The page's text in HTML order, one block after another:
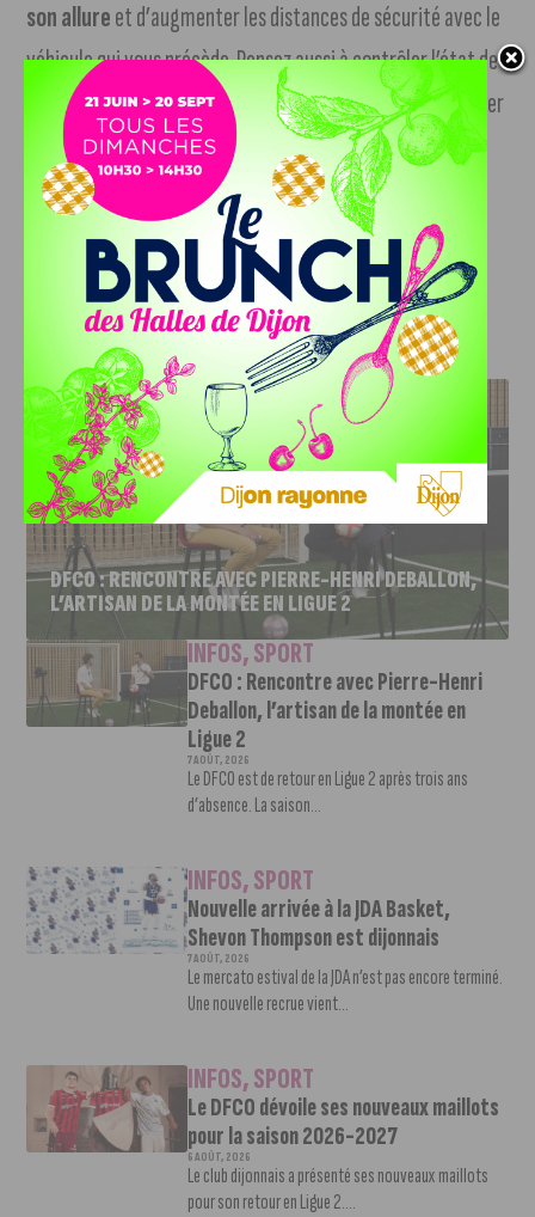
son allureet d’augmenter les distances de sécurité avec le
véhicule qui vous précède. Pensez aussi à contrôler l’état de
vos pneumatiques ! Plusieurs sorties de route ont eu lieu hier
dans l’après-midi, notamment à Moloy (à 30 kilomètres au
nord de Dijon) où un conducteur a perdu le contrôle de son
véhicule avant d’effectuer une sortie de route dans un
virage plutôt serré.
J'AIME LE DFCO
DFCO : RENCONTRE AVEC PIERRE-HENRI DEBALLON,
L’ARTISAN DE LA MONTÉE EN LIGUE 2
INFOS,SPORT
DFCO : Rencontre avec Pierre-Henri
Deballon, l’artisan de la montée en
Ligue 2
7 AOÛT, 2026
Le DFCO est de retour en Ligue 2 après trois ans
d’absence. La saison...
INFOS,SPORT
Nouvelle arrivée à la JDA Basket,
Shevon Thompson est dijonnais
7 AOÛT, 2026
Le mercato estival de la JDA n’est pas encore terminé.
Une nouvelle recrue vient...
INFOS,SPORT
Le DFCO dévoile ses nouveaux maillots
pour la saison 2026-2027
6 AOÛT, 2026
Le club dijonnais a présenté ses nouveaux maillots
pour son retour en Ligue 2....